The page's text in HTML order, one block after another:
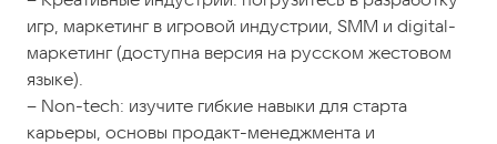
игр, маркетинг в игровой индустрии, SMM и digital-
маркетинг (доступна версия на русском жестовом
языке).
– Non-tech: изучите гибкие навыки для старта
карьеры, основы продакт-менеджмента и